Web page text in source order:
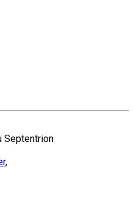
Septentrion
,